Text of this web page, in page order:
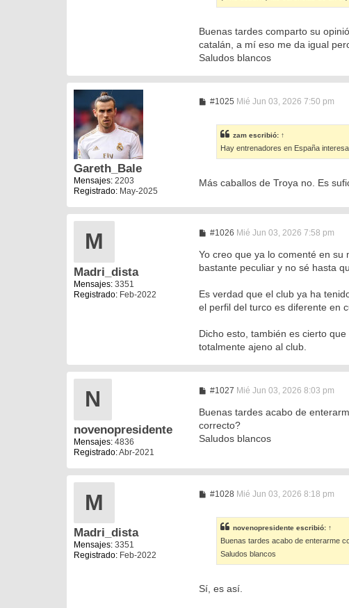
Buenas tardes comparto su
catalán, a mí eso me da igual
Saludos blancos
Gareth_Bale
Mensajes: 2203
Registrado: May-2025
#1025M
a
j
e
Mié Jun 03, 2026 7:50 pm
zam escribió: ↑
Hay entrenadores en España
Más caballos de Troya no. Es
M
Madri_dista
Mensajes: 3351
Registrado: Feb-2022
#1026M
n
a
e
Mié Jun 03, 2026 7:58 pm
Yo creo que ya lo comenté en
bastante peculiar y no sé hasta
Es verdad que el club ya ha
el perfil del turco es diferente en
Dicho esto, también es cierto
totalmente ajeno al club.
N
novenopresidente
Mensajes: 4836
Registrado:Abr-2021
#1027M
n
a
j
Mié Jun 03, 2026 8:03 pm
Buenas tardes acabo de
correcto?
Saludos blancos
M
Madri_dista
Mensajes: 3351
Registrado: Feb-2022
#1028M
a
j
e
Mié Jun 03, 2026 8:18 pm
novenopresidente escribió: ↑
Buenas tardes acabo de enterarme
Saludos blancos
Sí, es así.